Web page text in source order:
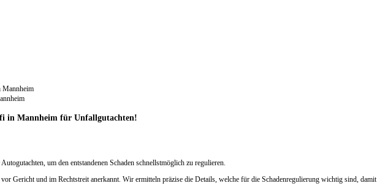
in Mannheim für Unfallgutachten!
um den entstandenen Schaden schnellstmöglich zu regulieren.
Gericht und im Rechtstreit anerkannt. Wir ermitteln präzise die Details, welche für die Schadenregulierung wichtig sind, damit